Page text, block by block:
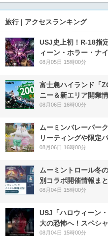
旅行 | アクセスランキング
USJ史上初！R-18指
ィーン・ホラー・ナ
08月05日 15時00分
富士急ハイランド「
ニー＆新エリア開業
08月06日 16時00分
ムーミンバレーパー
リーティングや限定
08月06日 16時00分
ムーミントロール冬
別コラボ開催情報ま
08月04日 15時00分
USJ「ハロウィーン
大の恐怖へ！スペシ
08月04日 15時00分